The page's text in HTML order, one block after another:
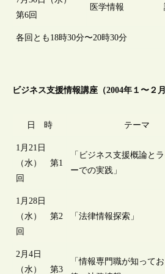
第6回
医学情報
各回とも18時30分〜20時30分
ビジネス支援情報講座（2004年１〜２月
日 時 テーマ
1月21日
（水） 第1
回
「ビジネス支援概論と
ーでの実践」
1月28日
（水） 第2
回
「法律情報探索」
2月4日
（水） 第3
「情報専門職が知って